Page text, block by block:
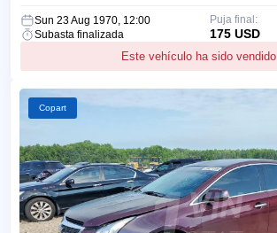
Sun 23 Aug 1970, 12:00
Subasta finalizada
Este vehículo ha sido vendido
Puja final:
175 USD
Copart